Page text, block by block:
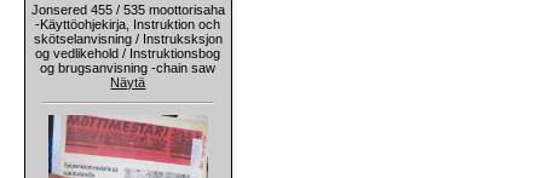
Jonsered 455 / 535 moottorisaha
-Käyttöohjekirja, Instruktion och
skötselanvisning / Instruksksjon
og vedlikehold / Instruktionsbog
og brugsanvisning -chain saw
Näytä